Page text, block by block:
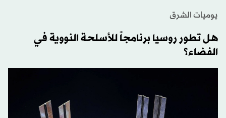
يوميات الشرق
هل تطور روسيا برنامجاً للأسلحة النووية في
الفضاء؟